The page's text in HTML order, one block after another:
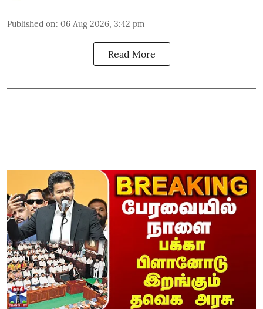
Published on: 06 Aug 2026, 3:42 pm
Read More